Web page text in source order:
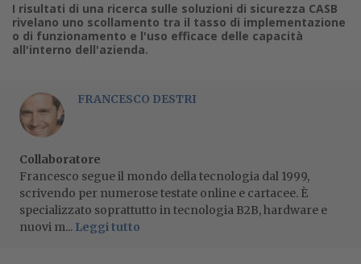
I risultati di una ricerca sulle soluzioni di sicurezza CASB
rivelano uno scollamento tra il tasso di implementazione
o di funzionamento e l'uso efficace delle capacità
all'interno dell'azienda.
FRANCESCO DESTRI
Collaboratore
Francesco segue il mondo della tecnologia dal 1999,
scrivendo per numerose testate online e cartacee. È
specializzato soprattutto in tecnologia B2B, hardware e
nuovi m... Leggi tutto